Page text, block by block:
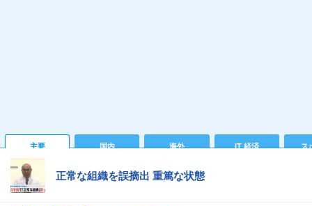
主要 国内 海外 IT 経済 ス
正常な組織を誤摘出 重篤な状態